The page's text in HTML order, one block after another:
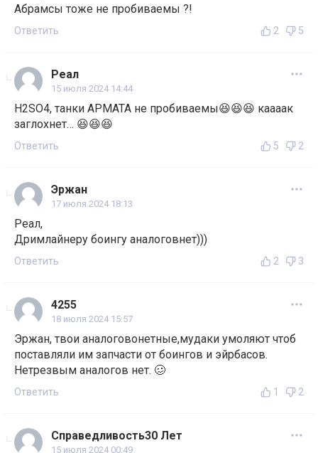
Абрамсы тоже не пробиваемы ?!
Ответить 2 5
Реал
15 июля 2024 14:44
H2SO4, танки АРМАТА не пробиваемы😆😆😆 каааак
заглохнет… 😆😆😆
Ответить 5 2
Эржан
17 июля 2024 18:13
Реал,
Дримлайнеру боингу аналоговнет)))
Ответить 2 3
4255
18 июля 2024 15:57
Эржан, твои аналоговонетные,мудaки умоляют чтоб
поставляли им запчасти от боингов и эйрбасов.
Нетрезвым аналогов нет. 🥴
Ответить 1 2
Справедливость30 Лет
15 июля 2024 00:49